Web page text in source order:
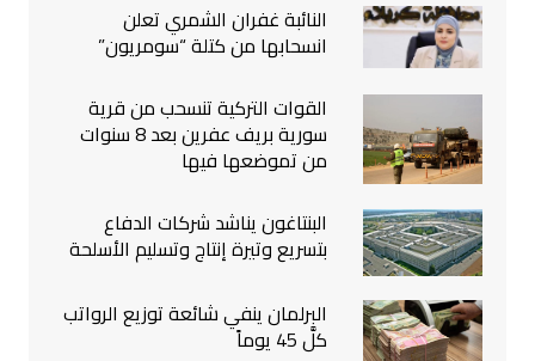
النائبة غفران الشمري تعلن
انسحابها من كتلة “سومريون”
القوات التركية تنسحب من قرية
سورية بريف عفرين بعد 8 سنوات
من تموضعها فيها
البنتاغون يناشد شركات الدفاع
بتسريع وتيرة إنتاج وتسليم الأسلحة
البرلمان ينفي شائعة توزيع الرواتب
كلَّ 45 يوماً